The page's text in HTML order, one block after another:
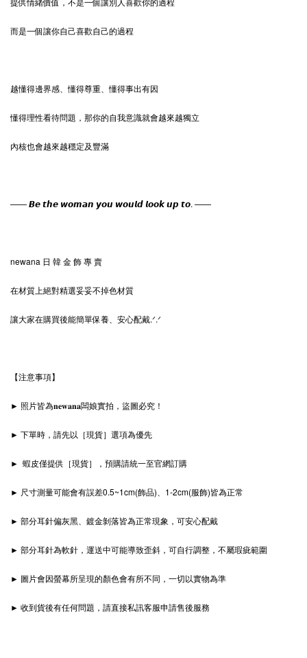
而是一個讓你自己喜歡自己的過程
越懂得邊界感、懂得尊重、懂得事出有因
懂得理性看待問題，那你的自我意識就會越來越獨立
內核也會越來越穩定及豐滿
—— 𝘽𝙚 𝙩𝙝𝙚 𝙬𝙤𝙢𝙖𝙣 𝙮𝙤𝙪 𝙬𝙤𝙪𝙡𝙙 𝙡𝙤𝙤𝙠 𝙪𝙥 𝙩𝙤. ——
newana 日 韓 金 飾 專 賣
在材質上絕對精選妥妥不掉色材質
讓大家在購買後能簡單保養、安心配戴.ᐟ‪‪‪.ᐟ
【注意事項】
► 照片皆為𝐧𝐞𝐰𝐚𝐧𝐚闆娘實拍，盜圖必究！
► 下單時，請先以［現貨］選項為優先
► 蝦皮僅提供［現貨］，預購請統一至官網訂購
► 尺寸測量可能會有誤差0.5~1cm(飾品)、1-2cm(服飾)皆為正常
► 部分耳針偏灰黑、鍍金剝落皆為正常現象，可安心配戴
► 部分耳針為軟針，運送中可能導致歪斜，可自行調整，不屬瑕疵範圍
► 圖片會因螢幕所呈現的顏色會有所不同，一切以實物為準
► 收到貨後有任何問題，請直接私訊客服申請售後服務